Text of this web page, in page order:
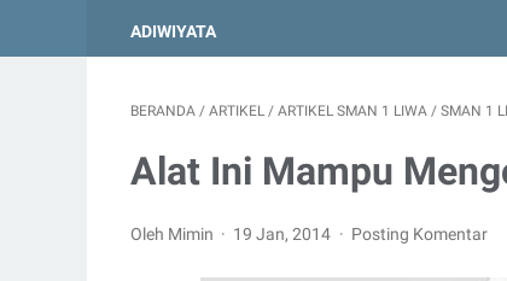
ADIWIYATA
BERANDA / ARTIKEL / ARTIKEL SMAN 1 LIWA / SMAN 1
Alat Ini Mampu
Oleh Mimin 19 Jan, 2014 Posting Komentar